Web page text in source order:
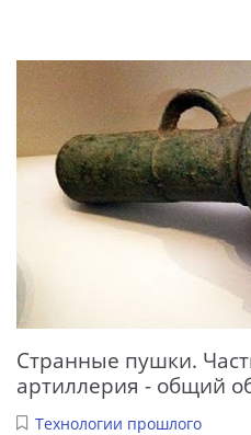
Странные пушки.
артиллерия - общий
Технологии прошлого